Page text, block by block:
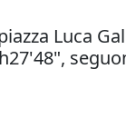
Luca